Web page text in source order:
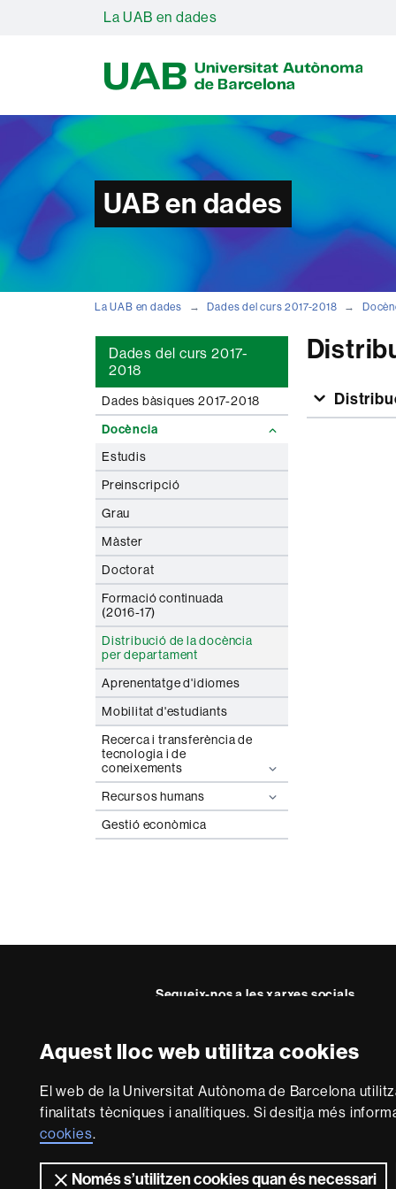
Aquest lloc web utilitza cookies
El web de la Universitat Autònoma de Barcelona
finalitats tècniques i analítiques. Si desitja més
cookies.
Només s’utilitzen cookies quan és necessari
La UAB en dades
B
UAB en dades
La UAB en dades Dades del curs 2017-2018
Dades del curs 2017-
2018
Dades bàsiques 2017-2018
Docència
Estudis
Preinscripció
Grau
Màster
Doctorat
Formació continuada
(2016-17)
Distribució de la docència
per departament
Aprenentatge d'idiomes
Mobilitat d'estudiants
Recerca i transferència de
tecnologia i de
coneixements
Recursos humans
Gestió econòmica
Segueix-nos a les xarxes socials
Sobre
aquest
web